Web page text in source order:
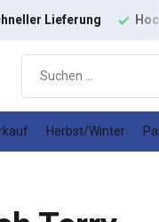
Modestoffe Gutes
Herbst/Winter